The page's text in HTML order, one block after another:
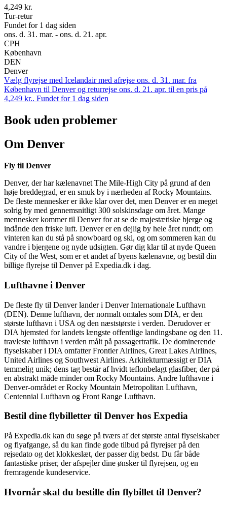
4,249 kr.
Tur-retur
Fundet for 1 dag siden
ons. d. 31. mar. - ons. d. 21. apr.
CPH
København
DEN
Denver
Vælg flyrejse med Icelandair med afrejse ons. d. 31. mar. fra
København til Denver og returrejse ons. d. 21. apr. til en pris på
4,249 kr.. Fundet for 1 dag siden
Book uden problemer
Om Denver
Fly til Denver
Denver, der har kælenavnet The Mile-High City på grund af den
høje breddegrad, er en smuk by i nærheden af Rocky Mountains.
De fleste mennesker er ikke klar over det, men Denver er en meget
solrig by med gennemsnitligt 300 solskinsdage om året. Mange
mennesker kommer til Denver for at se de majestætiske bjerge og
indånde den friske luft. Denver er en dejlig by hele året rundt; om
vinteren kan du stå på snowboard og ski, og om sommeren kan du
vandre i bjergene og nyde udsigten. Gør dig klar til at nyde Queen
City of the West, som er et andet af byens kælenavne, og bestil din
billige flyrejse til Denver på Expedia.dk i dag.
Lufthavne i Denver
De fleste fly til Denver lander i Denver Internationale Lufthavn
(DEN). Denne lufthavn, der normalt omtales som DIA, er den
største lufthavn i USA og den næststørste i verden. Derudover er
DIA hjemsted for landets længste offentlige landingsbane og den 11.
travleste lufthavn i verden målt på passagertrafik. De dominerende
flyselskaber i DIA omfatter Frontier Airlines, Great Lakes Airlines,
United Airlines og Southwest Airlines. Arkitekturmæssigt er DIA
temmelig unik; dens tag består af hvidt teflonbelagt glasfiber, der på
en abstrakt måde minder om Rocky Mountains. Andre lufthavne i
Denver-området er Rocky Mountain Metropolitan Lufthavn,
Centennial Lufthavn og Front Range Lufthavn.
Bestil dine flybilletter til Denver hos Expedia
På Expedia.dk kan du søge på tværs af det største antal flyselskaber
og flyafgange, så du kan finde gode tilbud på flyrejser på den
rejsedato og det klokkeslæt, der passer dig bedst. Du får både
fantastiske priser, der afspejler dine ønsker til flyrejsen, og en
fremragende kundeservice.
Hvornår skal du bestille din flybillet til Denver?